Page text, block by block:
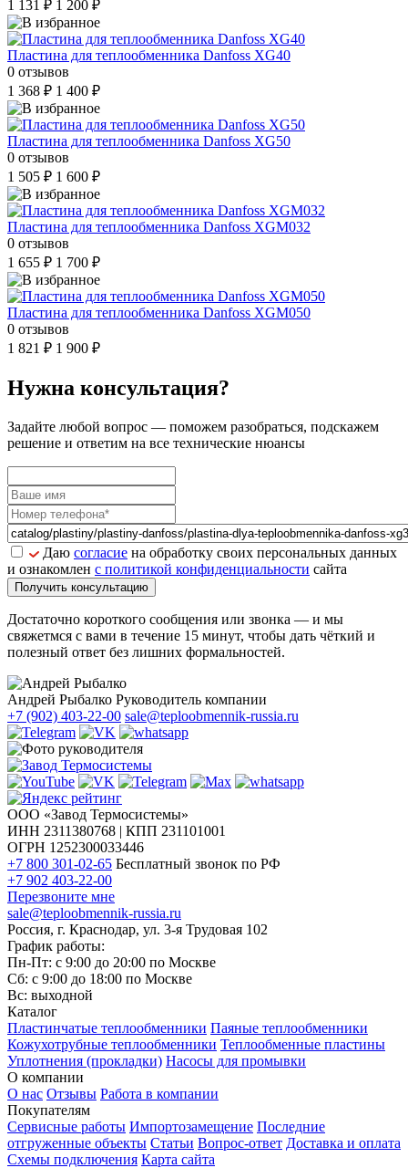
1 131 ₽ 1 200 ₽
Пластина для теплообменника Danfoss XG40
0 отзывов
1 368 ₽ 1 400 ₽
Пластина для теплообменника Danfoss XG50
0 отзывов
1 505 ₽ 1 600 ₽
Пластина для теплообменника Danfoss XGM032
0 отзывов
1 655 ₽ 1 700 ₽
Пластина для теплообменника Danfoss XGM050
0 отзывов
1 821 ₽ 1 900 ₽
Нужна консультация?
Задайте любой вопрос — поможем разобраться, подскажем
решение и ответим на все технические нюансы
Даю согласие на обработку своих персональных данных
и ознакомлен с политикой конфиденциальности сайта
Получить консультацию
Достаточно короткого сообщения или звонка — и мы
свяжетмся с вами в течение 15 минут, чтобы дать чёткий и
полезный ответ без лишних формальностей.
Андрей Рыбалко Руководитель компании
+7 (902) 403-22-00 sale@teploobmennik-russia.ru
ООО «Завод Термосистемы»
ИНН 2311380768 | КПП 231101001
ОГРН 1252300033446
+7 800 301-02-65 Бесплатный звонок по РФ
+7 902 403-22-00
Перезвоните мне
sale@teploobmennik-russia.ru
Россия, г. Краснодар, ул. 3-я Трудовая 102
График работы:
Пн-Пт: с 9:00 до 20:00 по Москве
Сб: с 9:00 до 18:00 по Москве
Вс: выходной
Каталог
Пластинчатые теплообменники Паяные теплообменники
Кожухотрубные теплообменники Теплообменные пластины
Уплотнения (прокладки) Насосы для промывки
О компании
О нас Отзывы Работа в компании
Покупателям
Сервисные работы Импортозамещение Последние
отгруженные объекты Статьи Вопрос-ответ Доставка и оплата
Схемы подключения Карта сайта